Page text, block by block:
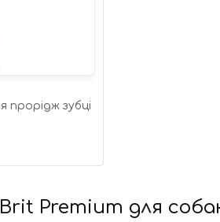
прорідж зубці
Premium для